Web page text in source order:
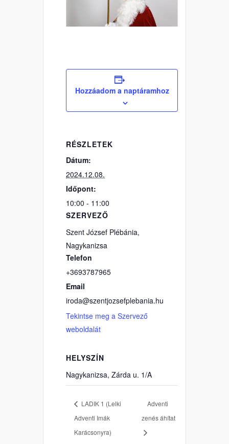
Hozzáadom a naptáramhoz
RÉSZLETEK
Dátum:
2024.12.08.
Időpont:
10:00 - 11:00
SZERVEZŐ
Szent József Plébánia,
Nagykanizsa
Telefon
+3693787965
Email
iroda@szentjozsefplebania.hu
Tekintse meg a Szervező
weboldalát
HELYSZÍN
Nagykanizsa, Zárda u. 1/A
LADIK 1 (Lelki
Adventi Imák
Karácsonyra)
Adventi
zenés áhítat